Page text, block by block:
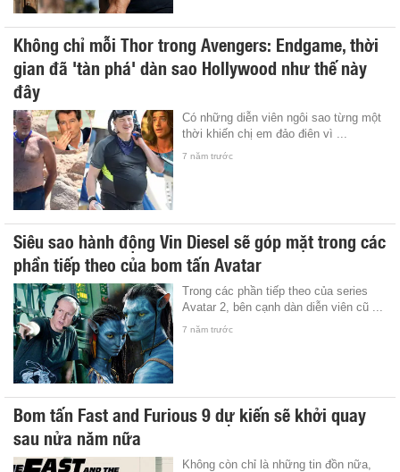
Không chỉ mỗi Thor trong Avengers: Endgame, thời
gian đã 'tàn phá' dàn sao Hollywood như thế này
đây
Có những diễn viên ngôi sao từng một
thời khiến chị em đảo điên vì ...
7 năm trước
Siêu sao hành động Vin Diesel sẽ góp mặt trong các
phần tiếp theo của bom tấn Avatar
Trong các phần tiếp theo của series
Avatar 2, bên cạnh dàn diễn viên cũ ...
7 năm trước
Bom tấn Fast and Furious 9 dự kiến sẽ khởi quay
sau nửa năm nữa
Không còn chỉ là những tin đồn nữa,